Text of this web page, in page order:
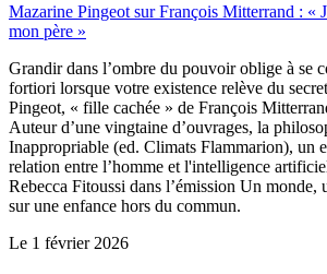
Mazarine Pingeot sur François Mitterrand : «
mon père »
Grandir dans l’ombre du pouvoir oblige à se
fortiori lorsque votre existence relève du
Pingeot, « fille cachée » de François
Auteur d’une vingtaine d’ouvrages, la
Inappropriable (ed. Climats Flammarion), un
relation entre l’homme et l'intelligence
Rebecca Fitoussi dans l’émission Un monde,
sur une enfance hors du commun.
Le 1 février 2026